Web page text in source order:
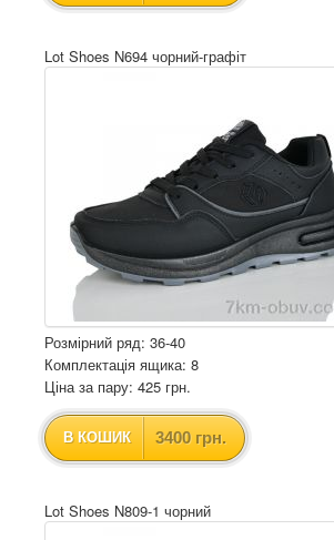
Lot Shoes N694 чорний-графіт
Розмірний ряд: 36-40
Комплектація ящика: 8
Ціна за пару: 425 грн.
В КОШИК 3400 грн.
Lot Shoes N809-1 чорний